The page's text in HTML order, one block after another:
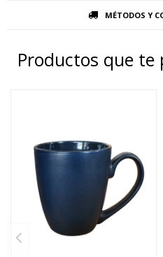
MÉTODOS Y
Productos que